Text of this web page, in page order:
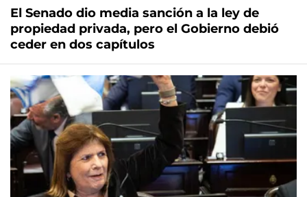
El Senado dio media sanción a la ley de
propiedad privada, pero el Gobierno debió
ceder en dos capítulos